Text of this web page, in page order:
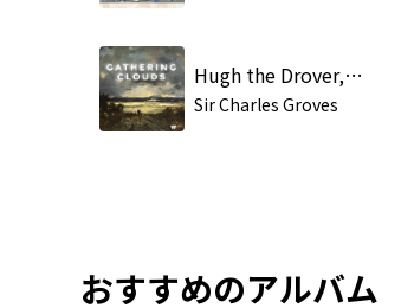
Hugh the Drover, or Love in the Stocks, Act 1: "Horse-Hoofs, Horse-Hoofs, Thunder Down the Valleys" (Hugh, Mary, Aunt Jane)
Sir Charles Groves
おすすめのアルバム